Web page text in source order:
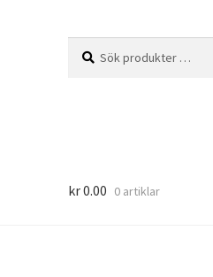
efter:
kr0.00 0 artiklar